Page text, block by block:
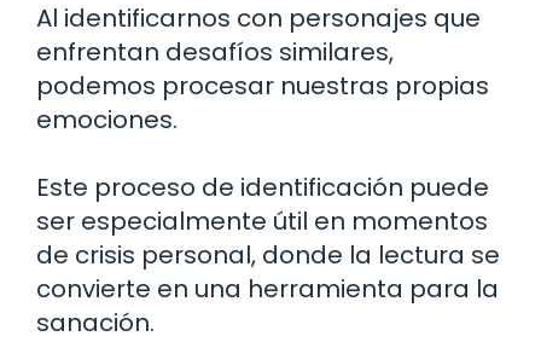
Al identificarnos con personajes que
enfrentan desafíos similares,
podemos procesar nuestras propias
emociones.
Este proceso de identificación puede
ser especialmente útil en momentos
de crisis personal, donde la lectura se
convierte en una herramienta para la
sanación.